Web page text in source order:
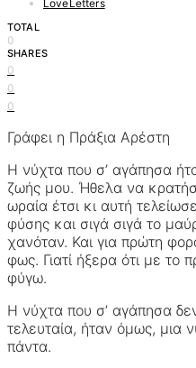
LoveLetters
TOTAL
0
SHARES
0
0
0
Γράφει η Πράξια Αρέστη
Η νύχτα που σ’ αγάπησα
ζωής μου. Ήθελα να
ωραία έτσι κι αυτή
φύσης και σιγά σιγά το
χανόταν. Και για πρώτη
φως. Γιατί ήξερα ότι με
φύγω.
Η νύχτα που σ’ αγάπησα
τελευταία, ήταν όμως, μια
πάντα.